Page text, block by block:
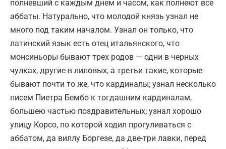
полневший с каждым днем и часом, как полнеют все
аббаты. Натурально, что молодой князь узнал не
много под таким началом. Узнал он только, что
латинский язык есть отец итальянского, что
монсиньоры бывают трех родов — одни в черных
чулках, другие в лиловых, а третьи такие, которые
бывают почти то же, что кардиналы; узнал несколько
писем Пиетра Бембо к тогдашним кардиналам,
большею частью поздравительных; узнал хорошо
улицу Корсо, по которой ходил прогуливаться с
аббатом, да виллу Боргезе, да две-три лавки, перед